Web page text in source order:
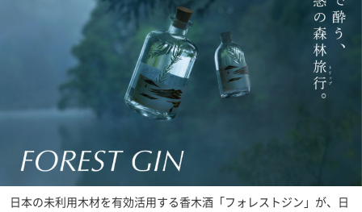
日本の未利用木材を有効活用する香木酒「フォレストジン」が、日